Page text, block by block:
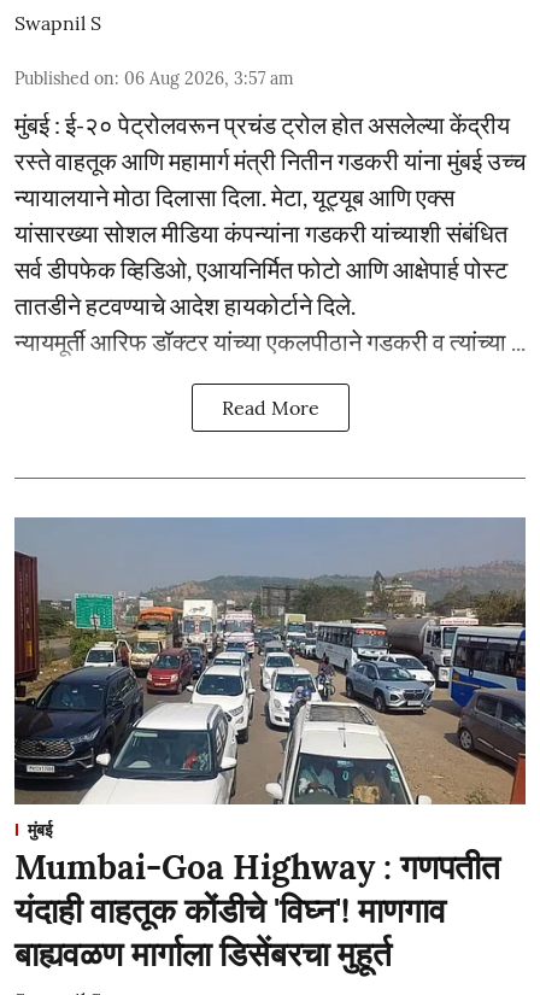
Swapnil S
Published on: 06 Aug 2026, 3:57 am
मुंबई : ई-२० पेट्रोलवरून प्रचंड ट्रोल होत असलेल्या केंद्रीय
रस्ते वाहतूक आणि महामार्ग मंत्री नितीन गडकरी यांना मुंबई उच्च
न्यायालयाने मोठा दिलासा दिला. मेटा, यूट्यूब आणि एक्स
यांसारख्या सोशल मीडिया कंपन्यांना गडकरी यांच्याशी संबंधित
सर्व डीपफेक व्हिडिओ, एआयनिर्मित फोटो आणि आक्षेपार्ह पोस्ट
तातडीने हटवण्याचे आदेश हायकोर्टाने दिले.
न्यायमूर्ती आरिफ डॉक्टर यांच्या एकलपीठाने गडकरी व त्यांच्या ...
Read More
मुंबई
Mumbai-Goa Highway : गणपतीत
यंदाही वाहतूक कोंडीचे 'विघ्न'! माणगाव
बाह्यवळण मार्गाला डिसेंबरचा मुहूर्त